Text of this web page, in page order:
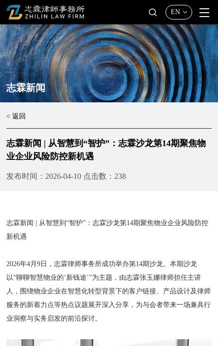
EN
志霖新闻
< 返回
志霖新闻 | 从智慧到“智护”：志霖沙龙第14期聚焦物
业企业风险防控新机遇
发布时间：2026-04-10 点击数：238
志霖新闻 | 从智慧到“智护”：志霖沙龙第14期聚焦物业企业风险防控
新机遇
2026年4月9日，志霖律师事务所成功举办第14期沙龙。本期沙龙
以“聊聊智慧物业的‘新钱途’”为主题，由志霖张玉娜律师担任主讲
人，围绕物业企业在智慧化转型背景下的客户链接、产品设计及律师
服务的新着力点等热点议题展开深入分享，为与会者带来一场兼具行
业洞察与实务启发的前沿探讨。